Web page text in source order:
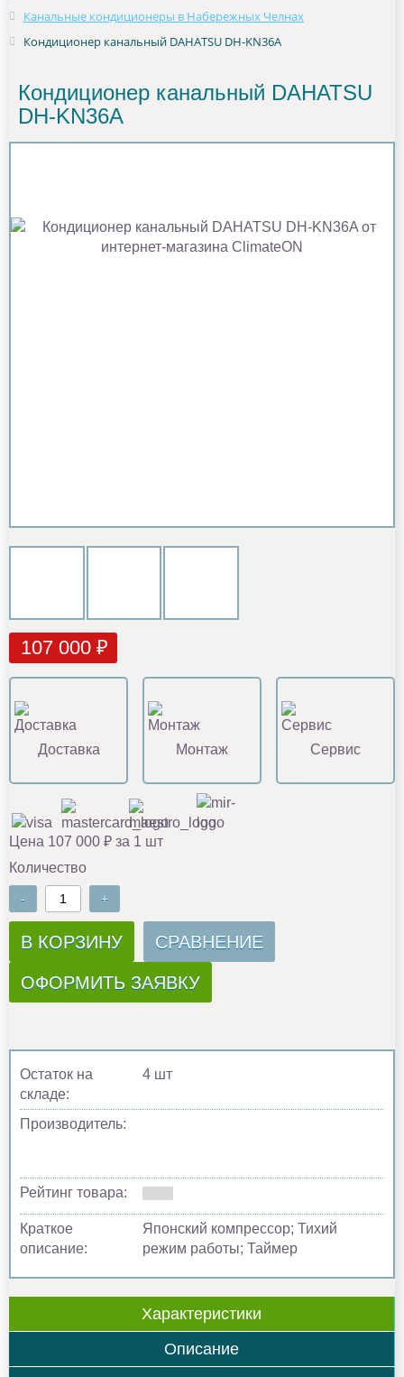
Канальные кондиционеры в Набережных Челнах
Кондиционер канальный DAHATSU DH-KN36A
Кондиционер канальный DAHATSU
DH-KN36A
107 000 ₽
Доставка Монтаж Сервис
Цена 107 000 ₽ за 1 шт
Количество
- +
В КОРЗИНУ СРАВНЕНИЕ
ОФОРМИТЬ ЗАЯВКУ
Остаток на
складе:
4 шт
Производитель:
Рейтинг товара:
Краткое
описание:
Японский компрессор; Тихий
режим работы; Таймер
Характеристики
Описание